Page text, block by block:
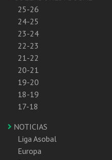
25-26
24-25
23-24
22-23
21-22
20-21
19-20
18-19
17-18
NOTICIAS
Liga Asobal
Europa